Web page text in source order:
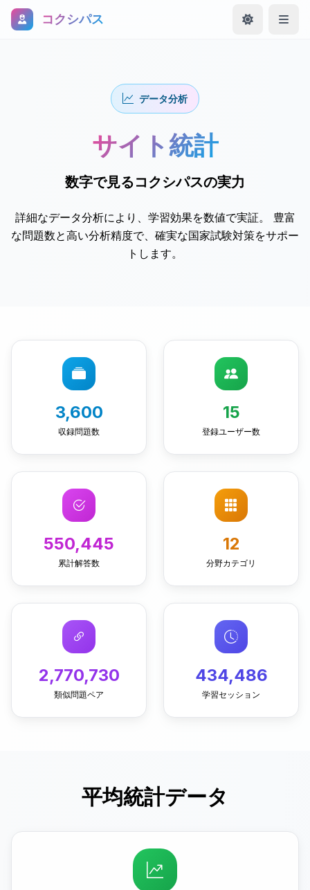
コクシパス
データ分析
サイト統計
数字で見るコクシパスの実力
詳細なデータ分析により、学習効果を数値で実証。
豊富
な問題数と高い分析精度で、確実な国家試験対策をサポー
トします。
3,600
収録問題数
15
登録ユーザー数
550,445
累計解答数
12
分野カテゴリ
2,770,730
類似問題ペア
434,486
学習セッション
平均統計データ